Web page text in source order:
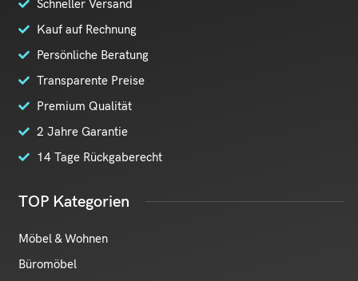
Schneller Versand
Kauf auf Rechnung
Persönliche Beratung
Transparente Preise
Premium Qualität
2 Jahre Garantie
14 Tage Rückgaberecht
TOP Kategorien
Möbel & Wohnen
Büromöbel